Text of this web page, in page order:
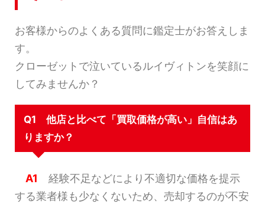
お客様からのよくある質問に鑑定士がお答えしま
す。
クローゼットで泣いているルイヴィトンを笑顔に
してみませんか？
Q1 他店と比べて「買取価格が高い」自信はあ
りますか？
A1 経験不足などにより不適切な価格を提示
する業者様も少なくないため、売却するのが不安